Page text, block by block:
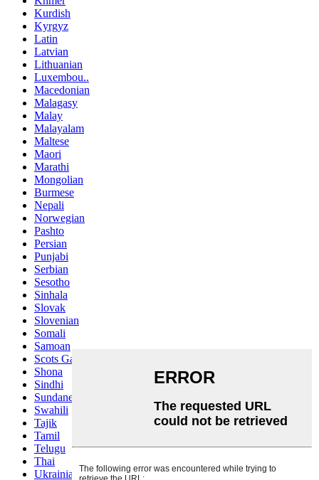
Kurdish
Kyrgyz
Latin
Latvian
Lithuanian
Luxembou..
Macedonian
Malagasy
Malay
Malayalam
Maltese
Maori
Marathi
Mongolian
Burmese
Nepali
Norwegian
Pashto
Persian
Punjabi
Serbian
Sesotho
Sinhala
Slovak
Slovenian
Somali
Samoan
Scots Gaelic
Shona
Sindhi
Sundanese
Swahili
Tajik
Tamil
Telugu
Thai
Ukrainian